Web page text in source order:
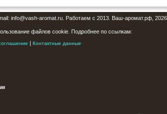
info@vash-aromat.ru. Работаем с 2013. Ваш-аромат.рф, 2026.
файлов cookie. Подробнее по ссылкам:
| Контактные данные